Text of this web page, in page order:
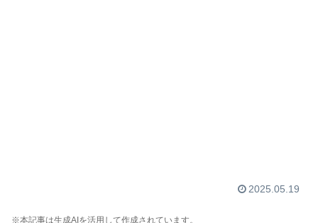
2025.05.19
※本記事は生成AIを活用して作成されています。